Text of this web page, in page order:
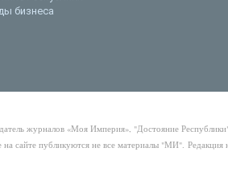
бизнеса
журналов «Моя Империя», "Достояние
сайте публикуются не все материалы "МИ". Редакция